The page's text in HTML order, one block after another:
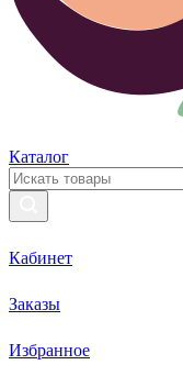
Каталог
Кабинет
Заказы
Избранное